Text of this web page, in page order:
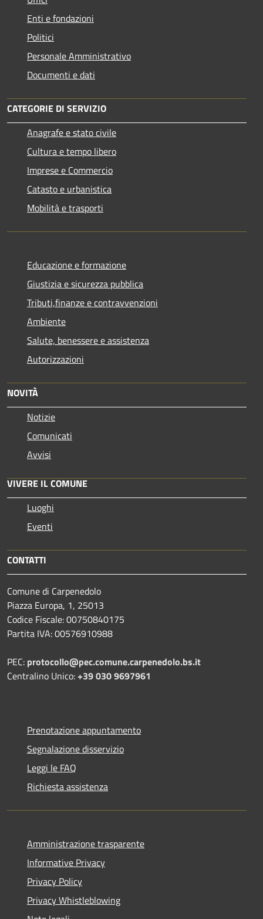
Enti e fondazioni
Politici
Personale Amministrativo
Documenti e dati
CATEGORIE DI SERVIZIO
Anagrafe e stato civile
Cultura e tempo libero
Imprese e Commercio
Catasto e urbanistica
Mobilità e trasporti
Educazione e formazione
Giustizia e sicurezza pubblica
Tributi,finanze e contravvenzioni
Ambiente
Salute, benessere e assistenza
Autorizzazioni
NOVITÀ
Notizie
Comunicati
Avvisi
VIVERE IL COMUNE
Luoghi
Eventi
CONTATTI
Comune di Carpenedolo
Piazza Europa, 1, 25013
Codice Fiscale: 00750840175
Partita IVA: 00576910988
PEC: protocollo@pec.comune.carpenedolo.bs.it
Centralino Unico:+39 030 9697961
Prenotazione appuntamento
Segnalazione disservizio
Leggi le FAQ
Richiesta assistenza
Amministrazione trasparente
Informative Privacy
Privacy Policy
Privacy Whistleblowing